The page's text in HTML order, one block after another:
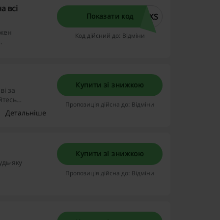
всі
Показати код EKS
Код дійсний до: Відміни
за
Детальніше
Купити зі знижкою
Пропозиція дійсна до: Відміни
яку
Купити зі знижкою
Пропозиція дійсна до: Відміни